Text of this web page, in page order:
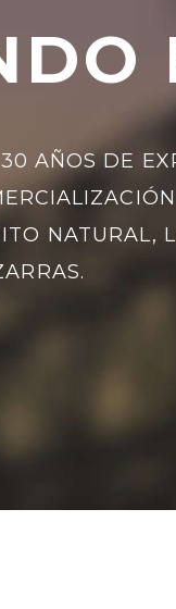
AÑOS DE
NATURAL,